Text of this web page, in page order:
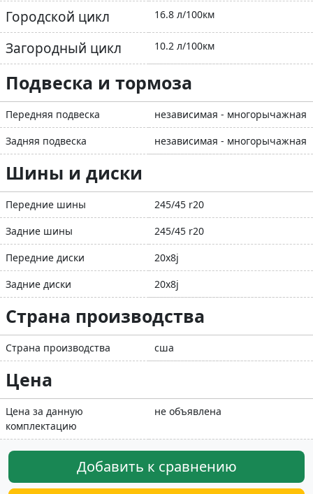
Городской цикл 16.8 л/100км
Загородный цикл 10.2 л/100км
Подвеска и тормоза
Передняя подвеска
независимая - многорычажная
Задняя подвеска
независимая - многорычажная
Шины и диски
Передние шины
245/45 r20
Задние шины
245/45 r20
Передние диски
20x8j
Задние диски
20x8j
Страна производства
Страна производства сша
Цена
Цена за данную
комплектацию
не объявлена
Добавить к сравнению